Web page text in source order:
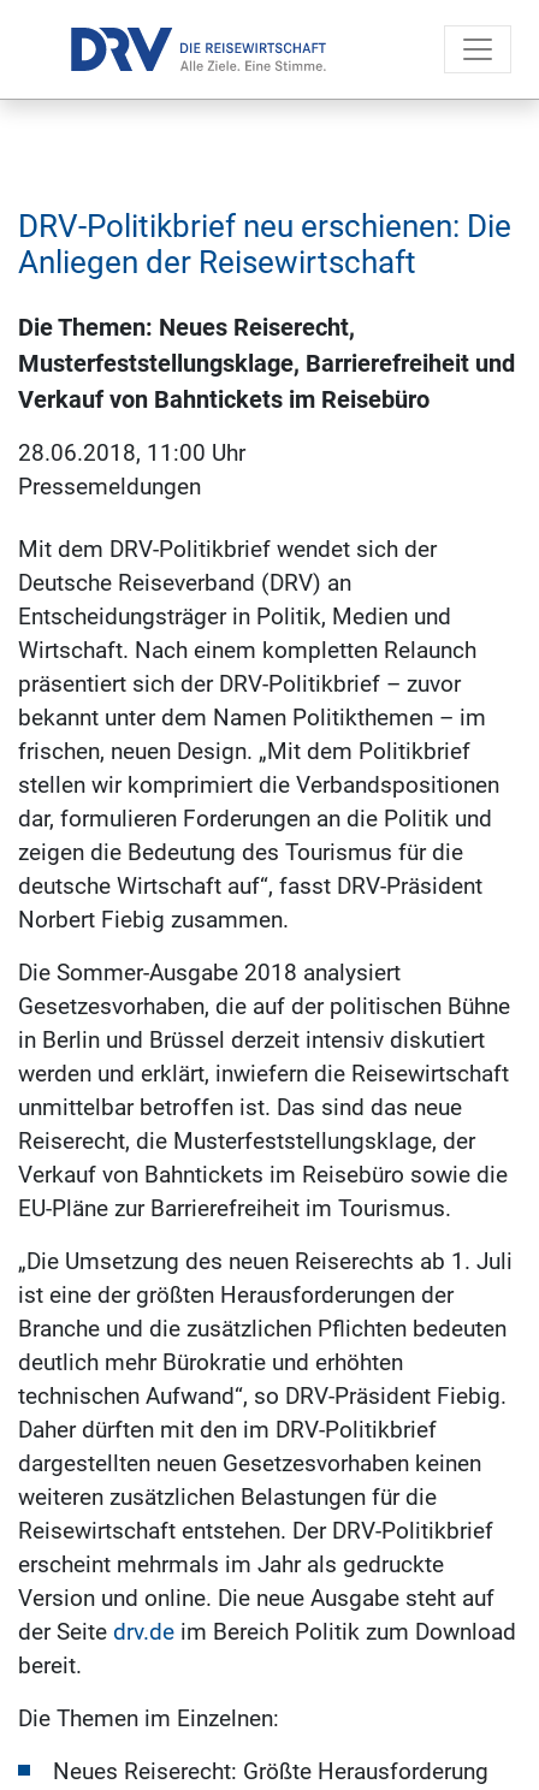
DRV-Politikbrief neu erschienen: Die
Anliegen der Reisewirtschaft
Die Themen: Neues Reiserecht,
Musterfeststellungsklage, Barrierefreiheit und
Verkauf von Bahntickets im Reisebüro
28.06.2018, 11:00 Uhr
Pressemeldungen
Mit dem DRV-Politikbrief wendet sich der
Deutsche Reiseverband (DRV) an
Entscheidungsträger in Politik, Medien und
Wirtschaft. Nach einem kompletten Relaunch
präsentiert sich der DRV-Politikbrief – zuvor
bekannt unter dem Namen Politikthemen – im
frischen, neuen Design. „Mit dem Politikbrief
stellen wir komprimiert die Verbandspositionen
dar, formulieren Forderungen an die Politik und
zeigen die Bedeutung des Tourismus für die
deutsche Wirtschaft auf“, fasst DRV-Präsident
Norbert Fiebig zusammen.
Die Sommer-Ausgabe 2018 analysiert
Gesetzesvorhaben, die auf der politischen Bühne
in Berlin und Brüssel derzeit intensiv diskutiert
werden und erklärt, inwiefern die Reisewirtschaft
unmittelbar betroffen ist. Das sind das neue
Reiserecht, die Musterfeststellungsklage, der
Verkauf von Bahntickets im Reisebüro sowie die
EU-Pläne zur Barrierefreiheit im Tourismus.
„Die Umsetzung des neuen Reiserechts ab 1. Juli
ist eine der größten Herausforderungen der
Branche und die zusätzlichen Pflichten bedeuten
deutlich mehr Bürokratie und erhöhten
technischen Aufwand“, so DRV-Präsident Fiebig.
Daher dürften mit den im DRV-Politikbrief
dargestellten neuen Gesetzesvorhaben keinen
weiteren zusätzlichen Belastungen für die
Reisewirtschaft entstehen. Der DRV-Politikbrief
erscheint mehrmals im Jahr als gedruckte
Version und online. Die neue Ausgabe steht auf
der Seite drv.de im Bereich Politik zum Download
bereit.
Die Themen im Einzelnen:
Neues Reiserecht: Größte Herausforderung